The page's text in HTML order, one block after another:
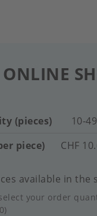
(pieces)
piece)
10-49
CHF
available in the
your order